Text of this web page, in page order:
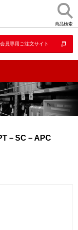
商品検索
員専用ご注文サイト
－SC－APC